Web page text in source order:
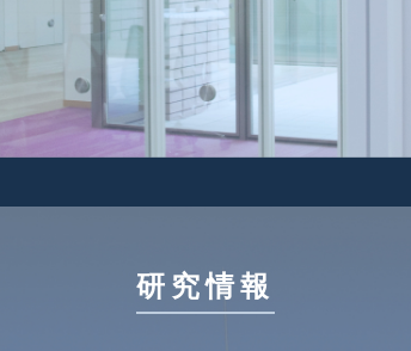
研究情報